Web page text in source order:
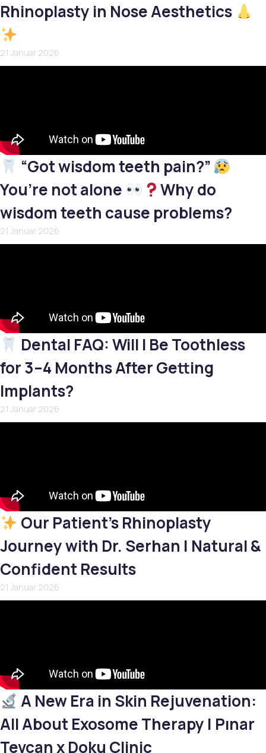
Rhinoplasty in Nose Aesthetics
21 Januar 2026
“Got wisdom teeth pain?”
You’re not alone
Why do
wisdom teeth cause problems?
21 Januar 2026
Dental FAQ: Will I Be Toothless
for 3–4 Months After Getting
Implants?
21 Januar 2026
Our Patient’s Rhinoplasty
Journey with Dr. Serhan | Natural &
Confident Results
21 Januar 2026
A New Era in Skin Rejuvenation:
All About Exosome Therapy | Pınar
Tevcan x Doku Clinic